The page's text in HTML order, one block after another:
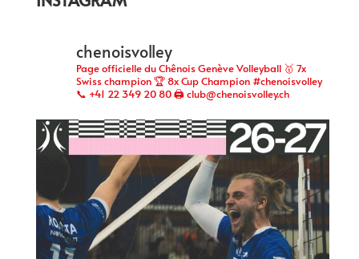
chenoisvolley
Page officielle du Chênois Genève Volleyball 🥇 7x
Swiss champion 🏆 8x Cup Champion #chenoisvolley
📞 +41 22 349 20 80 🖨 club@chenoisvolley.ch